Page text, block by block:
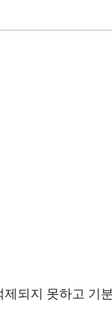
되지 못하고 기